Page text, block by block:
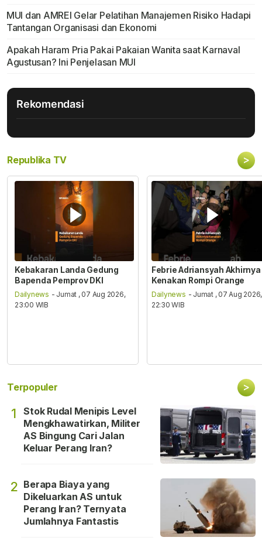
MUI dan AMREI Gelar Pelatihan Manajemen Risiko Hadapi
Tantangan Organisasi dan Ekonomi
Apakah Haram Pria Pakai Pakaian Wanita saat Karnaval
Agustusan? Ini Penjelasan MUI
Rekomendasi
Republika TV >
Kebakaran Landa Gedung
Bapenda Pemprov DKI
Dailynews - Jumat , 07 Aug 2026,
23:00 WIB
Febrie Adriansyah Akhirnya
Kenakan Rompi Orange
Dailynews - Jumat , 07 Aug 2026,
22:30 WIB
Terpopuler >
1
Stok Rudal Menipis Level
Mengkhawatirkan, Militer
AS Bingung Cari Jalan
Keluar Perang Iran?
2 Berapa Biaya yang
Dikeluarkan AS untuk
Perang Iran? Ternyata
Jumlahnya Fantastis